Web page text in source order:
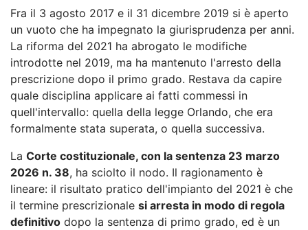
Fra il 3 agosto 2017 e il 31 dicembre 2019 si è aperto
un vuoto che ha impegnato la giurisprudenza per anni.
La riforma del 2021 ha abrogato le modifiche
introdotte nel 2019, ma ha mantenuto l'arresto della
prescrizione dopo il primo grado. Restava da capire
quale disciplina applicare ai fatti commessi in
quell'intervallo: quella della legge Orlando, che era
formalmente stata superata, o quella successiva.
La Corte costituzionale, con la sentenza 23 marzo
2026 n. 38, ha sciolto il nodo. Il ragionamento è
lineare: il risultato pratico dell'impianto del 2021 è che
il termine prescrizionale si arresta in modo di regola
definitivo dopo la sentenza di primo grado, ed è un